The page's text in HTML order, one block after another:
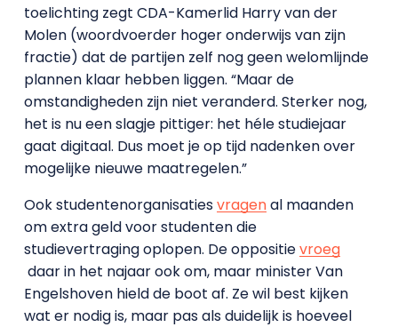
toelichting zegt CDA-Kamerlid Harry van der
Molen (woordvoerder hoger onderwijs van zijn
fractie) dat de partijen zelf nog geen welomlijnde
plannen klaar hebben liggen. “Maar de
omstandigheden zijn niet veranderd. Sterker nog,
het is nu een slagje pittiger: het héle studiejaar
gaat digitaal. Dus moet je op tijd nadenken over
mogelijke nieuwe maatregelen.”
Ook studentenorganisatiesvragenal maanden
om extra geld voor studenten die
studievertraging oplopen. De oppositievroeg
daar in het najaar ook om, maar minister Van
Engelshoven hield de boot af. Ze wil best kijken
wat er nodig is, maar pas als duidelijk is hoeveel